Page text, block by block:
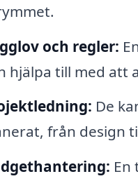
och regler:
hjälpa till med att
De
från design